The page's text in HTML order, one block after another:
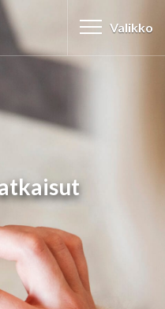
Valikko